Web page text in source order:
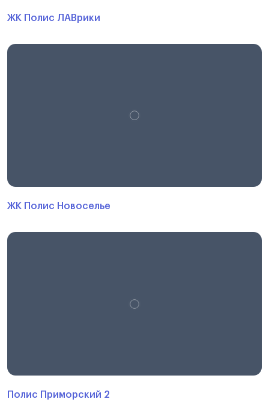
ЖК Полис ЛАВрики
ЖК Полис Новоселье
Полис Приморский 2